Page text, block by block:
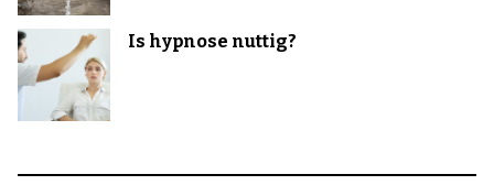
Is hypnose nuttig?